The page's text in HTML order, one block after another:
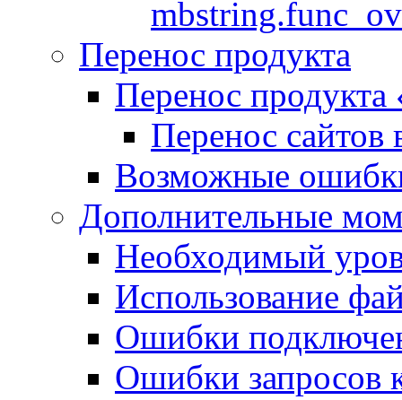
Перенос продукта
Перенос продукта
Перенос сайтов
Возможные
Дополнительные
Необходимый
Использование
Ошибки
Ошибки запросов